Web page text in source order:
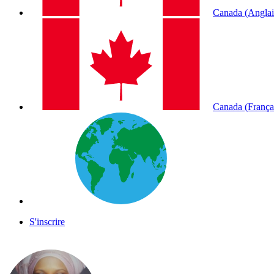
Canada
Canada
S'inscrire